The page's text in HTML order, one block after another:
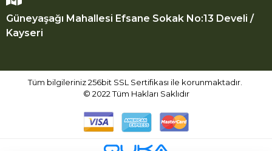
Güneyaşağı Mahallesi Efsane Sokak No:13 Develi /
Kayseri
Tüm bilgileriniz 256bit SSL Sertifikası ile korunmaktadır.
© 2022Tüm Hakları Saklıdır